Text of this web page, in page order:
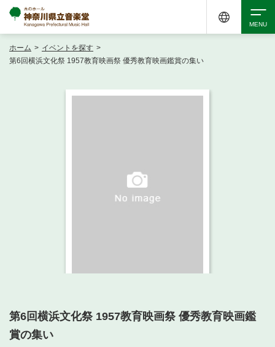
・ フロアマップ
・ よくある質問
・ 空き状況
・ 音楽堂のご案内
神奈川県立音楽堂
ホーム > イベントを探す >
第6回横浜文化祭 1957教育映画祭 優秀教育映画鑑賞の集い
第6回横浜文化祭 1957教育映画祭 優秀教育映画鑑
賞の集い